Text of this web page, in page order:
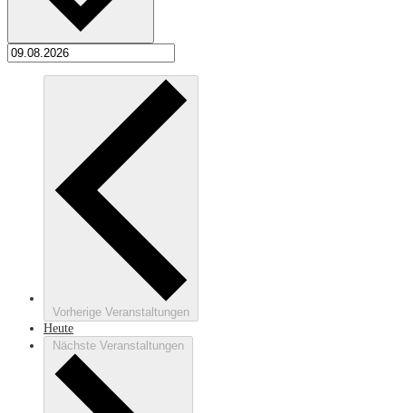
Vorherige Veranstaltungen
Heute
Nächste Veranstaltungen